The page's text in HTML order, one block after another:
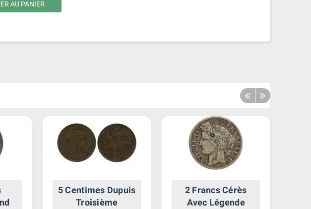
AU PANIER
5 Centimes Dupuis
Troisième
2 Francs Cérès
Avec Légende